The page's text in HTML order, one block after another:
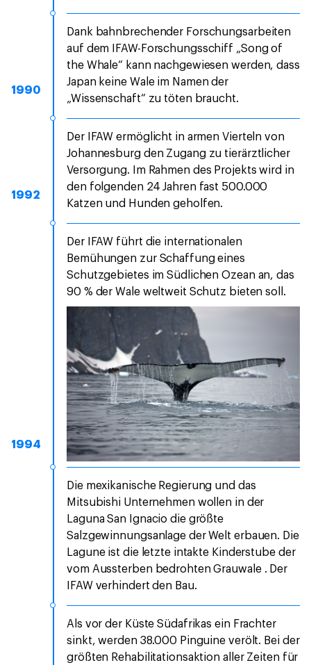
1990
Dank bahnbrechender Forschungsarbeiten
auf dem IFAW-Forschungsschiff „Song of
the Whale“ kann nachgewiesen werden, dass
Japan keine Wale im Namen der
„Wissenschaft“ zu töten braucht.
1992
Der IFAW ermöglicht in armen Vierteln von
Johannesburg den Zugang zu tierärztlicher
Versorgung. Im Rahmen des Projekts wird in
den folgenden 24 Jahren fast 500.000
Katzen und Hunden geholfen.
1994
Der IFAW führt die internationalen
Bemühungen zur Schaffung eines
Schutzgebietes im Südlichen Ozean an, das
90 % der Wale weltweit Schutz bieten soll.
Die mexikanische Regierung und das
Mitsubishi Unternehmen wollen in der
Laguna San Ignacio die größte
Salzgewinnungsanlage der Welt erbauen. Die
Lagune ist die letzte intakte Kinderstube der
vom Aussterben bedrohten Grauwale . Der
IFAW verhindert den Bau.
Als vor der Küste Südafrikas ein Frachter
sinkt, werden 38.000 Pinguine verölt. Bei der
größten Rehabilitationsaktion aller Zeiten für